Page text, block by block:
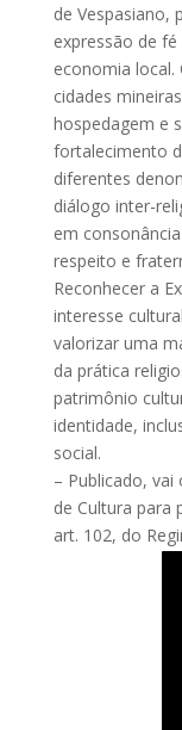
de Vespasiano,
expressão de
economia local.
cidades
hospedagem e
fortalecimento
diferentes
diálogo inter-
em
respeito e
Reconhecer a
interesse
valorizar uma
da prática
patrimônio
identidade,
social.
– Publicado,
de Cultura para
art. 102, do